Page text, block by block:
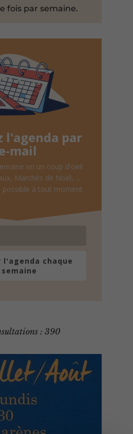
fois par semaine.
l'agenda par
mail
en un coup d'oeil
Marchés de Noël, ...
possible à tout moment
l'agenda chaque
semaine
: 390